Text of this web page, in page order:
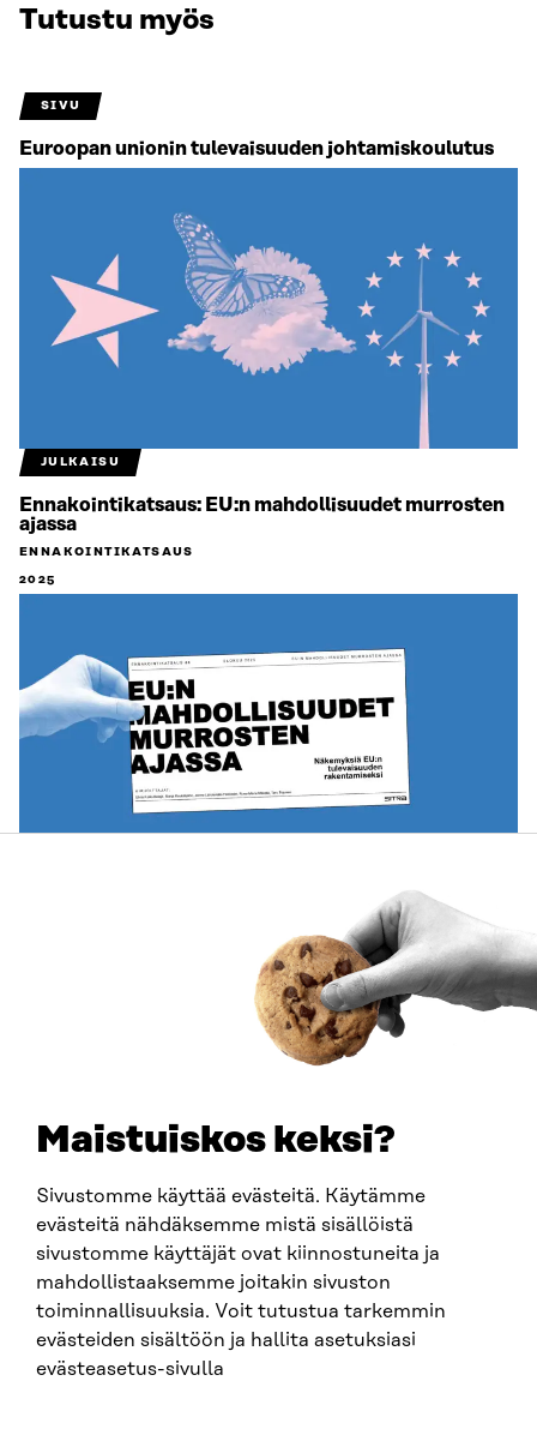
Maistuiskos keksi?
Sivustomme käyttää evästeitä. Käytämme
evästeitä nähdäksemme mistä sisällöistä
sivustomme käyttäjät ovat kiinnostuneita ja
mahdollistaaksemme joitakin sivuston
toiminnallisuuksia. Voit tutustua tarkemmin
evästeiden sisältöön ja hallita asetuksiasi
evästeasetus-sivulla
Tutustu myös
SIVU
Euroopan unionin tulevaisuuden johtamis­koulutus
JULKAISU
Ennakointikatsaus: EU:n mahdollisuudet murrosten
ajassa
ENNAKOINTIKATSAUS
2025
“Nyt tarvitaan rohkeaa tulevaisuusajattelua” – Sitran
koulutukset vahvistavat päättäjien valmiuksia
ARTIKKELI
Miksi EU:n tulevaisuudesta pitää puhua, Eurooppa-
tutkija Timo Miettinen?